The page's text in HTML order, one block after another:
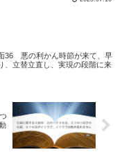
36 悪の利かん時節が来て、早
、立替立直し、実現の段階に来